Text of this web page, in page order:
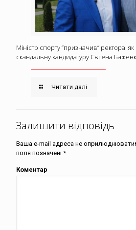
Міністр спорту “призначив” ректора:
скандальну кандидатуру Євгена
Читати далі
Залишити відповідь
Ваша e-mail адреса не
поля позначені *
Коментар